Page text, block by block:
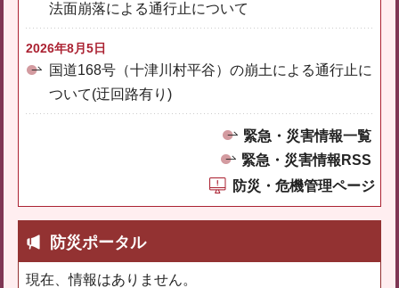
法面崩落による通行止について
2026年8月5日
国道168号（十津川村平谷）の崩土による通行止に
ついて(迂回路有り)
緊急・災害情報一覧
緊急・災害情報RSS
防災・危機管理ページ
防災ポータル
現在、情報はありません。